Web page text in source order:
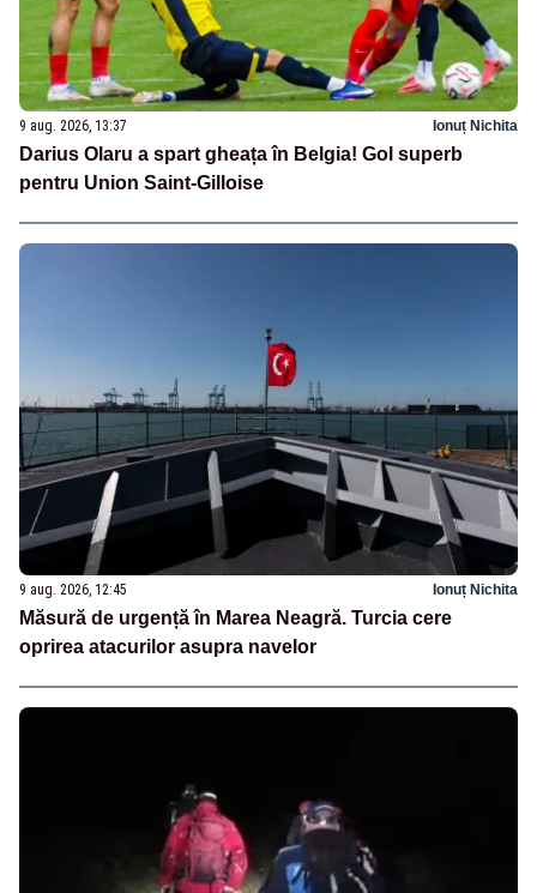
9 aug. 2026, 13:37 Ionuț Nichita
Darius Olaru a spart gheața în Belgia! Gol superb
pentru Union Saint-Gilloise
9 aug. 2026, 12:45 Ionuț Nichita
Măsură de urgență în Marea Neagră. Turcia cere
oprirea atacurilor asupra navelor